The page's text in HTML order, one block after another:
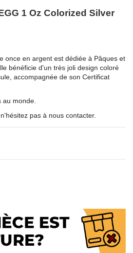
1 Oz Colorized Silver
once en argent est dédiée à Pâques et
bénéficie d'un très joli design coloré
accompagnée de son Certificat
au monde.
pas à nous contacter.